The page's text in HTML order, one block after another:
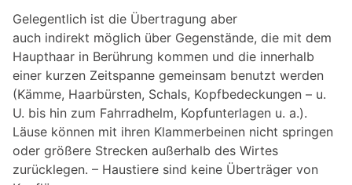
Gelegentlich ist die Übertragung aber
auch indirekt möglich über Gegenstände, die mit dem
Haupthaar in Berührung kommen und die innerhalb
einer kurzen Zeitspanne gemeinsam benutzt werden
(Kämme, Haarbürsten, Schals, Kopfbedeckungen – u.
U. bis hin zum Fahrradhelm, Kopfunterlagen u. a.).
Läuse können mit ihren Klammerbeinen nicht springen
oder größere Strecken außerhalb des Wirtes
zurücklegen. – Haustiere sind keine Überträger von